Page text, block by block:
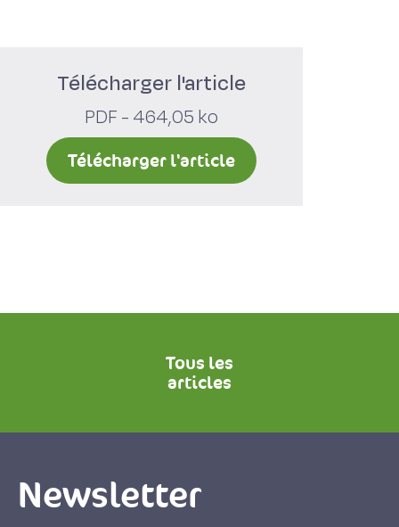
Télécharger l'article
PDF - 464,05 ko
Télécharger l'article
Tous les
articles
Newsletter